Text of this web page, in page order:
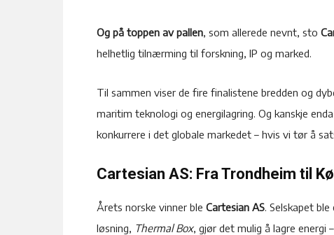
Og på toppen av pallen, som allerede nevnt, sto
helhetlig tilnærming til forskning, IP og marked.
Til sammen viser de fire finalistene bredden og
maritim teknologi og energilagring. Og kanskje
konkurrere i det globale markedet – hvis vi tør å
Cartesian AS: Fra Trondheim til
Årets norske vinner ble Cartesian AS. Selskapet
løsning, Thermal Box, gjør det mulig å lagre energi